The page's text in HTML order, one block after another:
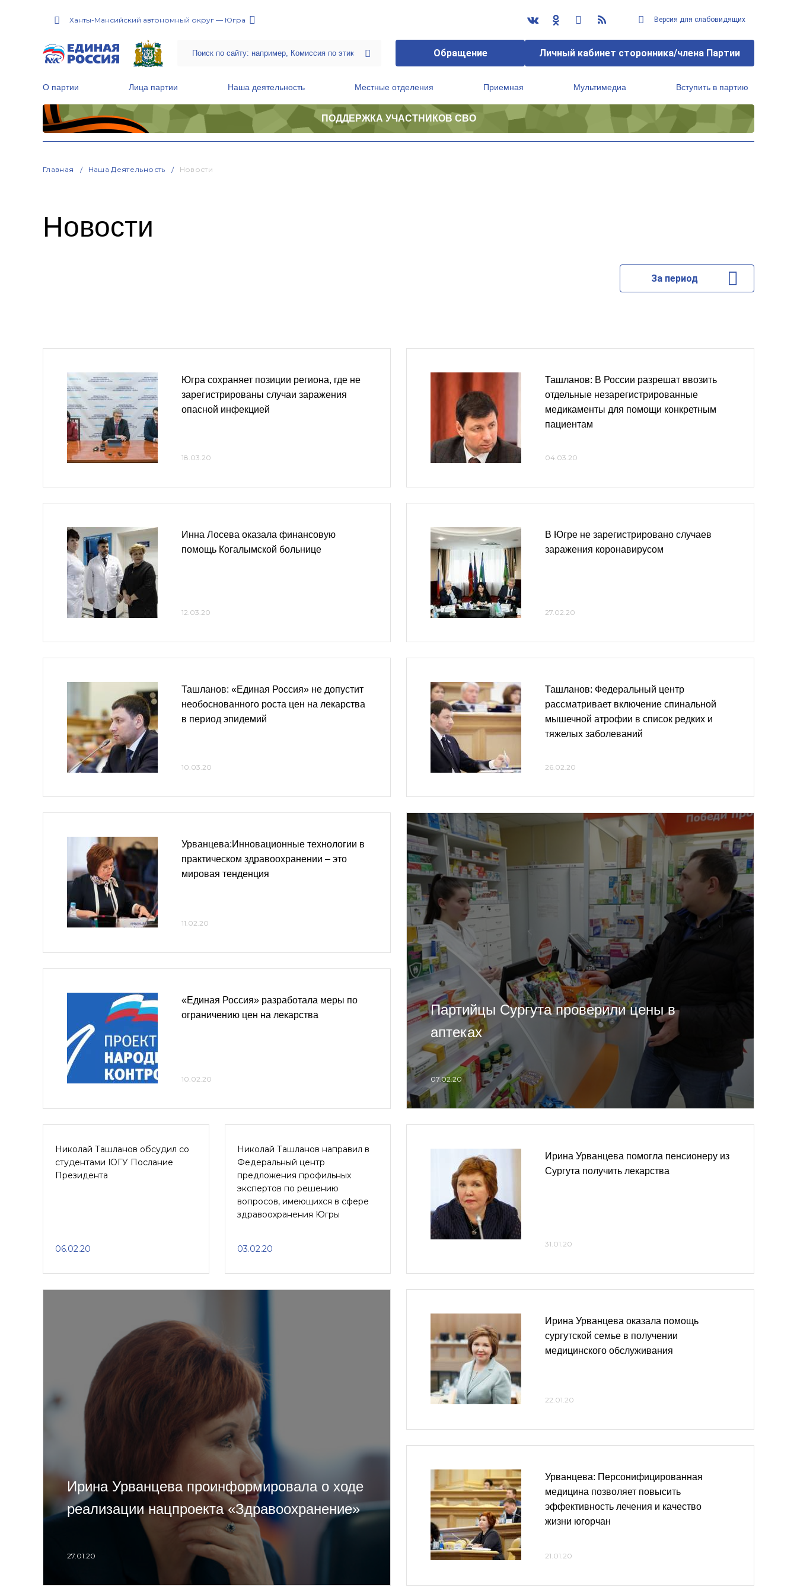
Ханты-Мансийский автономный округ — Югра Версия для слабовидящих
Обращение Личный кабинет сторонника/члена Партии
О партии Лица партии Наша деятельность Местные отделения Приемная Мультимедиа Вступить в партию
ПОДДЕРЖКА УЧАСТНИКОВ СВО
Главная Наша Деятельность Новости
Новости
За период
Югра сохраняет позиции региона, где не
зарегистрированы случаи заражения
опасной инфекцией
18.03.20
Инна Лосева оказала финансовую
помощь Когалымской больнице
12.03.20
Ташланов: «Единая Россия» не допустит
необоснованного роста цен на лекарства
в период эпидемий
10.03.20
Ташланов: В России разрешат ввозить
отдельные незарегистрированные
медикаменты для помощи конкретным
пациентам
04.03.20
В Югре не зарегистрировано случаев
заражения коронавирусом
27.02.20
Ташланов: Федеральный центр
рассматривает включение спинальной
мышечной атрофии в список редких и
тяжелых заболеваний
26.02.20
Урванцева:Инновационные технологии в
практическом здравоохранении – это
мировая тенденция
11.02.20
«Единая Россия» разработала меры по
ограничению цен на лекарства
10.02.20
Партийцы Сургута проверили цены в
аптеках
07.02.20
Николай Ташланов обсудил со
студентами ЮГУ Послание
Президента
06.02.20
Николай Ташланов направил в
Федеральный центр
предложения профильных
экспертов по решению
вопросов, имеющихся в сфере
здравоохранения Югры
03.02.20
Ирина Урванцева помогла пенсионеру из
Сургута получить лекарства
31.01.20
Ирина Урванцева проинформировала о ходе
реализации нацпроекта «Здравоохранение»
27.01.20
Ирина Урванцева оказала помощь
сургутской семье в получении
медицинского обслуживания
22.01.20
Урванцева: Персонифицированная
медицина позволяет повысить
эффективность лечения и качество
жизни югорчан
21.01.20